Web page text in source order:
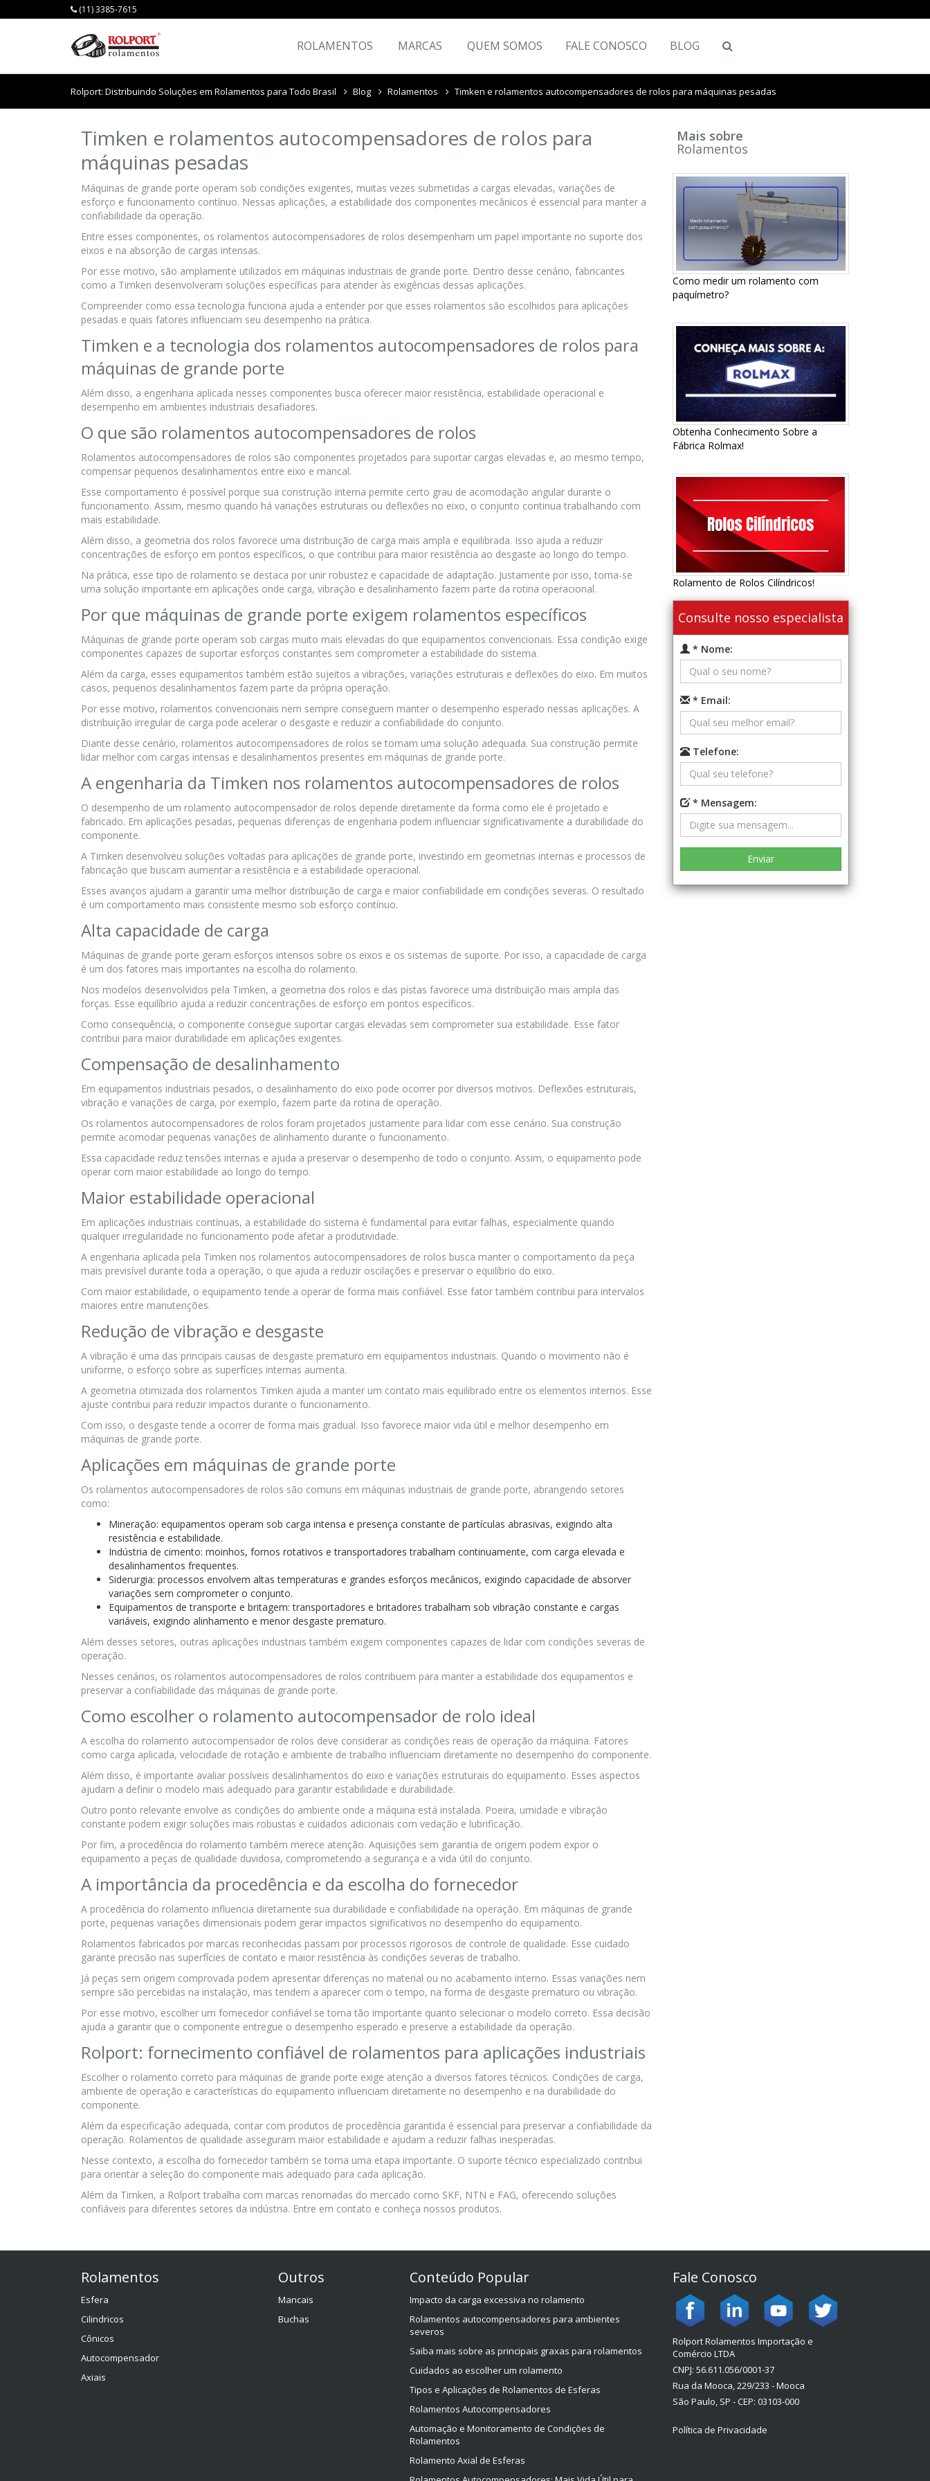
(11) 3385-7615
ROLAMENTOS MARCAS QUEM SOMOS FALE CONOSCO BLOG
Rolport: Distribuindo Soluções em Rolamentos para Todo Brasil Blog Rolamentos Timken e rolamentos autocompensadores de rolos para máquinas pesadas
Timken e rolamentos autocompensadores de rolos para
máquinas pesadas
Máquinas de grande porte operam sob condições exigentes, muitas vezes submetidas a cargas elevadas, variações de
esforço e funcionamento contínuo. Nessas aplicações, a estabilidade dos componentes mecânicos é essencial para manter a
confiabilidade da operação.
Entre esses componentes, os rolamentos autocompensadores de rolos desempenham um papel importante no suporte dos
eixos e na absorção de cargas intensas.
Por esse motivo, são amplamente utilizados em máquinas industriais de grande porte. Dentro desse cenário, fabricantes
como a Timken desenvolveram soluções específicas para atender às exigências dessas aplicações.
Compreender como essa tecnologia funciona ajuda a entender por que esses rolamentos são escolhidos para aplicações
pesadas e quais fatores influenciam seu desempenho na prática.
Timken e a tecnologia dos rolamentos autocompensadores de rolos para
máquinas de grande porte
Além disso, a engenharia aplicada nesses componentes busca oferecer maior resistência, estabilidade operacional e
desempenho em ambientes industriais desafiadores.
O que são rolamentos autocompensadores de rolos
Rolamentos autocompensadores de rolos são componentes projetados para suportar cargas elevadas e, ao mesmo tempo,
compensar pequenos desalinhamentos entre eixo e mancal.
Esse comportamento é possível porque sua construção interna permite certo grau de acomodação angular durante o
funcionamento. Assim, mesmo quando há variações estruturais ou deflexões no eixo, o conjunto continua trabalhando com
mais estabilidade.
Além disso, a geometria dos rolos favorece uma distribuição de carga mais ampla e equilibrada. Isso ajuda a reduzir
concentrações de esforço em pontos específicos, o que contribui para maior resistência ao desgaste ao longo do tempo.
Na prática, esse tipo de rolamento se destaca por unir robustez e capacidade de adaptação. Justamente por isso, torna-se
uma solução importante em aplicações onde carga, vibração e desalinhamento fazem parte da rotina operacional.
Por que máquinas de grande porte exigem rolamentos específicos
Máquinas de grande porte operam sob cargas muito mais elevadas do que equipamentos convencionais. Essa condição exige
componentes capazes de suportar esforços constantes sem comprometer a estabilidade do sistema.
Além da carga, esses equipamentos também estão sujeitos a vibrações, variações estruturais e deflexões do eixo. Em muitos
casos, pequenos desalinhamentos fazem parte da própria operação.
Por esse motivo, rolamentos convencionais nem sempre conseguem manter o desempenho esperado nessas aplicações. A
distribuição irregular de carga pode acelerar o desgaste e reduzir a confiabilidade do conjunto.
Diante desse cenário, rolamentos autocompensadores de rolos se tornam uma solução adequada. Sua construção permite
lidar melhor com cargas intensas e desalinhamentos presentes em máquinas de grande porte.
A engenharia da Timken nos rolamentos autocompensadores de rolos
O desempenho de um rolamento autocompensador de rolos depende diretamente da forma como ele é projetado e
fabricado. Em aplicações pesadas, pequenas diferenças de engenharia podem influenciar significativamente a durabilidade do
componente.
A Timken desenvolveu soluções voltadas para aplicações de grande porte, investindo em geometrias internas e processos de
fabricação que buscam aumentar a resistência e a estabilidade operacional.
Esses avanços ajudam a garantir uma melhor distribuição de carga e maior confiabilidade em condições severas. O resultado
é um comportamento mais consistente mesmo sob esforço contínuo.
Alta capacidade de carga
Máquinas de grande porte geram esforços intensos sobre os eixos e os sistemas de suporte. Por isso, a capacidade de carga
é um dos fatores mais importantes na escolha do rolamento.
Nos modelos desenvolvidos pela Timken, a geometria dos rolos e das pistas favorece uma distribuição mais ampla das
forças. Esse equilíbrio ajuda a reduzir concentrações de esforço em pontos específicos.
Como consequência, o componente consegue suportar cargas elevadas sem comprometer sua estabilidade. Esse fator
contribui para maior durabilidade em aplicações exigentes.
Compensação de desalinhamento
Em equipamentos industriais pesados, o desalinhamento do eixo pode ocorrer por diversos motivos. Deflexões estruturais,
vibração e variações de carga, por exemplo, fazem parte da rotina de operação.
Os rolamentos autocompensadores de rolos foram projetados justamente para lidar com esse cenário. Sua construção
permite acomodar pequenas variações de alinhamento durante o funcionamento.
Essa capacidade reduz tensões internas e ajuda a preservar o desempenho de todo o conjunto. Assim, o equipamento pode
operar com maior estabilidade ao longo do tempo.
Maior estabilidade operacional
Em aplicações industriais contínuas, a estabilidade do sistema é fundamental para evitar falhas, especialmente quando
qualquer irregularidade no funcionamento pode afetar a produtividade.
A engenharia aplicada pela Timken nos rolamentos autocompensadores de rolos busca manter o comportamento da peça
mais previsível durante toda a operação, o que ajuda a reduzir oscilações e preservar o equilíbrio do eixo.
Com maior estabilidade, o equipamento tende a operar de forma mais confiável. Esse fator também contribui para intervalos
maiores entre manutenções.
Redução de vibração e desgaste
A vibração é uma das principais causas de desgaste prematuro em equipamentos industriais. Quando o movimento não é
uniforme, o esforço sobre as superfícies internas aumenta.
A geometria otimizada dos rolamentos Timken ajuda a manter um contato mais equilibrado entre os elementos internos. Esse
ajuste contribui para reduzir impactos durante o funcionamento.
Com isso, o desgaste tende a ocorrer de forma mais gradual. Isso favorece maior vida útil e melhor desempenho em
máquinas de grande porte.
Aplicações em máquinas de grande porte
Os rolamentos autocompensadores de rolos são comuns em máquinas industriais de grande porte, abrangendo setores
como:
Mineração: equipamentos operam sob carga intensa e presença constante de partículas abrasivas, exigindo alta
resistência e estabilidade.
Indústria de cimento: moinhos, fornos rotativos e transportadores trabalham continuamente, com carga elevada e
desalinhamentos frequentes.
Siderurgia: processos envolvem altas temperaturas e grandes esforços mecânicos, exigindo capacidade de absorver
variações sem comprometer o conjunto.
Equipamentos de transporte e britagem: transportadores e britadores trabalham sob vibração constante e cargas
variáveis, exigindo alinhamento e menor desgaste prematuro.
Além desses setores, outras aplicações industriais também exigem componentes capazes de lidar com condições severas de
operação.
Nesses cenários, os rolamentos autocompensadores de rolos contribuem para manter a estabilidade dos equipamentos e
preservar a confiabilidade das máquinas de grande porte.
Como escolher o rolamento autocompensador de rolo ideal
A escolha do rolamento autocompensador de rolos deve considerar as condições reais de operação da máquina. Fatores
como carga aplicada, velocidade de rotação e ambiente de trabalho influenciam diretamente no desempenho do componente.
Além disso, é importante avaliar possíveis desalinhamentos do eixo e variações estruturais do equipamento. Esses aspectos
ajudam a definir o modelo mais adequado para garantir estabilidade e durabilidade.
Outro ponto relevante envolve as condições do ambiente onde a máquina está instalada. Poeira, umidade e vibração
constante podem exigir soluções mais robustas e cuidados adicionais com vedação e lubrificação.
Por fim, a procedência do rolamento também merece atenção. Aquisições sem garantia de origem podem expor o
equipamento a peças de qualidade duvidosa, comprometendo a segurança e a vida útil do conjunto.
A importância da procedência e da escolha do fornecedor
A procedência do rolamento influencia diretamente sua durabilidade e confiabilidade na operação. Em máquinas de grande
porte, pequenas variações dimensionais podem gerar impactos significativos no desempenho do equipamento.
Rolamentos fabricados por marcas reconhecidas passam por processos rigorosos de controle de qualidade. Esse cuidado
garante precisão nas superfícies de contato e maior resistência às condições severas de trabalho.
Já peças sem origem comprovada podem apresentar diferenças no material ou no acabamento interno. Essas variações nem
sempre são percebidas na instalação, mas tendem a aparecer com o tempo, na forma de desgaste prematuro ou vibração.
Por esse motivo, escolher um fornecedor confiável se torna tão importante quanto selecionar o modelo correto. Essa decisão
ajuda a garantir que o componente entregue o desempenho esperado e preserve a estabilidade da operação.
Rolport: fornecimento confiável de rolamentos para aplicações industriais
Escolher o rolamento correto para máquinas de grande porte exige atenção a diversos fatores técnicos. Condições de carga,
ambiente de operação e características do equipamento influenciam diretamente no desempenho e na durabilidade do
componente.
Além da especificação adequada, contar com produtos de procedência garantida é essencial para preservar a confiabilidade da
operação. Rolamentos de qualidade asseguram maior estabilidade e ajudam a reduzir falhas inesperadas.
Nesse contexto, a escolha do fornecedor também se torna uma etapa importante. O suporte técnico especializado contribui
para orientar a seleção do componente mais adequado para cada aplicação.
Além da Timken, a Rolport trabalha com marcas renomadas do mercado como SKF, NTN e FAG, oferecendo soluções
confiáveis para diferentes setores da indústria. Entre em contato e conheça nossos produtos.
Mais sobre
Rolamentos
Como medir um rolamento com
paquímetro?
Obtenha Conhecimento Sobre a
Fábrica Rolmax!
Rolamento de Rolos Cilíndricos!
Consulte nosso especialista
* Nome:
* Email:
Telefone:
* Mensagem:
Rolamentos
Esfera
Cilindricos
Cônicos
Autocompensador
Axiais
Outros
Mancais
Buchas
Conteúdo Popular
Impacto da carga excessiva no rolamento
Rolamentos autocompensadores para ambientes
severos
Saiba mais sobre as principais graxas para rolamentos
Cuidados ao escolher um rolamento
Tipos e Aplicações de Rolamentos de Esferas
Rolamentos Autocompensadores
Automação e Monitoramento de Condições de
Rolamentos
Rolamento Axial de Esferas
Fale Conosco
Rolport Rolamentos Importação e
Comércio LTDA
CNPJ: 56.611.056/0001-37
Rua da Mooca, 229/233 - Mooca
São Paulo, SP - CEP: 03103-000
Política de Privacidade